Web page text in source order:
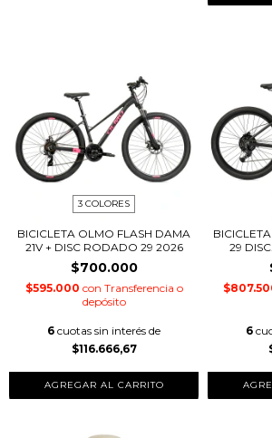
3 COLORES
BICICLETA OLMO FLASH DAMA
21V + DISC RODADO 29 2026
$700.000
$595.000 con Transferencia o
depósito
6 cuotas sin interés de
$116.666,67
AGREGAR AL CARRITO
29
6